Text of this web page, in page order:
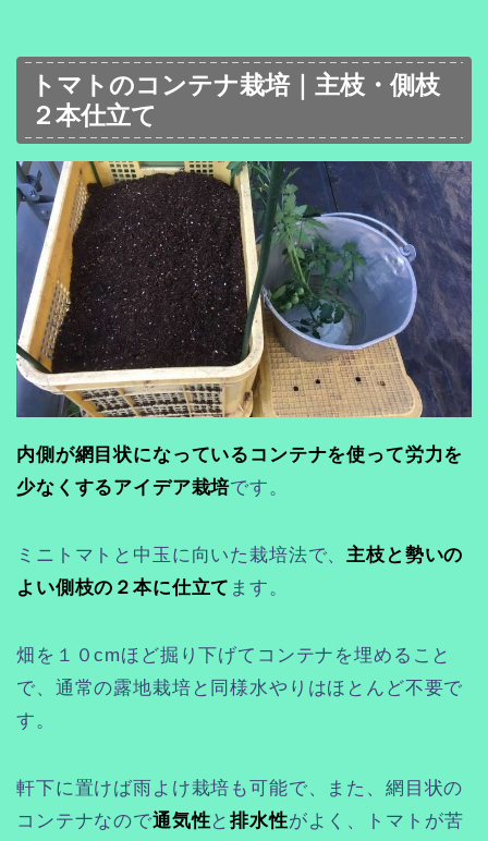
トマトのコンテナ栽培｜主枝・側枝
２本仕立て
内側が網目状になっているコンテナを使って労力を
少なくするアイデア栽培です。
ミニトマトと中玉に向いた栽培法で、主枝と勢いの
よい側枝の２本に仕立て ます。
畑を１０cmほど掘り下げてコンテナを埋めること
で、通常の露地栽培と同様水やりはほとんど不要で
す。
軒下に置けば雨よけ栽培も可能で、また、網目状の
コンテナなので通気性と排水性がよく、トマトが苦